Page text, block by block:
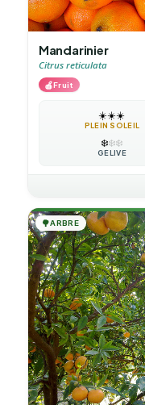
Mandarinier
Citrus reticulata
🍎Fruit
☀️☀️☀️
PLEIN SOLEIL
❄️❄️❄️
GÉLIVE
🌳ARBRE